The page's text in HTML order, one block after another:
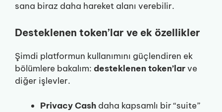
sana biraz daha hareket alanı verebilir.
Desteklenen token’lar ve ek özellikler
Şimdi platformun kullanımını güçlendiren ek
bölümlere bakalım: desteklenen token’larve
diğer işlevler.
Privacy Cash daha kapsamlı bir “suite”